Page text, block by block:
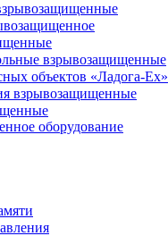
взрывозащищенные
объектов «Ладога-Ex»
взрывозащищенные
оборудование